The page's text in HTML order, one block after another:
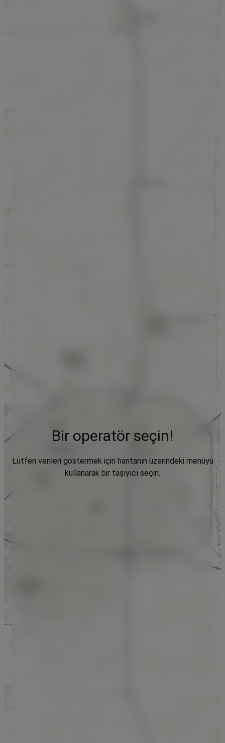
Bir operatör seçin!
Lütfen verileri göstermek için haritanın üzerindeki menüyü
kullanarak bir taşıyıcı seçin.